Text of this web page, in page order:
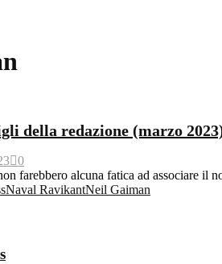
della redazione (marzo
0
farebbero alcuna fatica ad associare il
Naval RavikantNeil Gaiman